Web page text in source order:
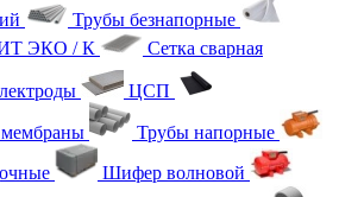
Трубы безнапорные
ЭКО / К
Сетка сварная
ЦСП
Трубы напорные
Шифер волновой